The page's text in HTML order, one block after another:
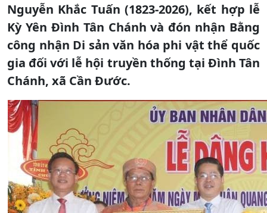
Nguyễn Khắc Tuấn (1823-2026), kết hợp lễ
Kỳ Yên Đình Tân Chánh và đón nhận Bằng
công nhận Di sản văn hóa phi vật thể quốc
gia đối với lễ hội truyền thống tại Đình Tân
Chánh, xã Cần Đước.